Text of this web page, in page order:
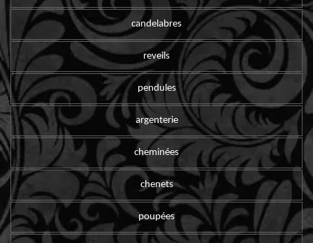
candelabres
reveils
pendules
argenterie
cheminées
chenets
poupées